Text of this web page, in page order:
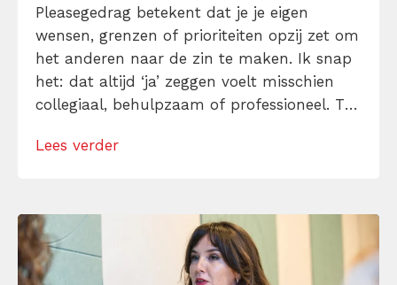
Pleasegedrag betekent dat je je eigen
wensen, grenzen of prioriteiten opzij zet om
het anderen naar de zin te maken. Ik snap
het: dat altijd ‘ja’ zeggen voelt misschien
collegiaal, behulpzaam of professioneel. Tot
andermans prioriteiten en je eigen werk
[…]
Lees verder